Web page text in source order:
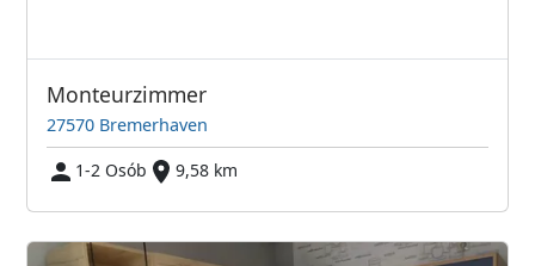
Monteurzimmer
27570 Bremerhaven
1-2 Osób
9,58 km